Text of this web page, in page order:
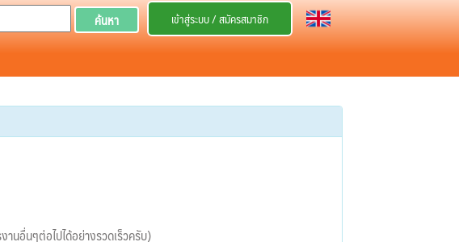
ค้นหา เข้าสู่ระบบ / สมัครสมาชิก
านอื่นๆต่อไปได้อย่างรวดเร็วครับ)